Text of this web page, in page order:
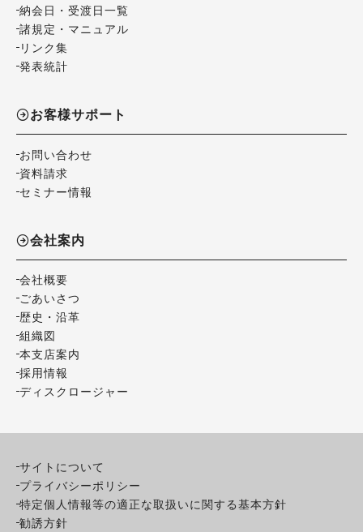
納会日・受渡日一覧
諸規定・マニュアル
リンク集
発表統計
お客様サポート
お問い合わせ
資料請求
セミナー情報
会社案内
会社概要
ごあいさつ
歴史・沿革
組織図
本支店案内
採用情報
ディスクロージャー
サイトについて
プライバシーポリシー
特定個人情報等の適正な取扱いに関する基本方針
勧誘方針